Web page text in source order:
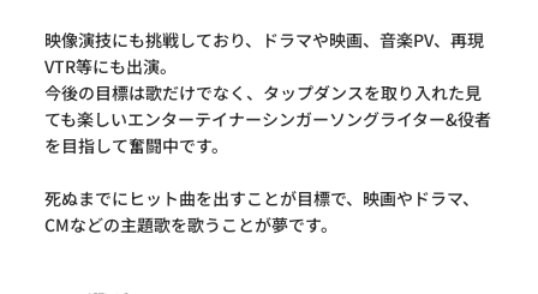
映像演技にも挑戦しており、ドラマや映画、音楽PV、再現
VTR等にも出演。
今後の目標は歌だけでなく、タップダンスを取り入れた見
ても楽しいエンターテイナーシンガーソングライター&役者
を目指して奮闘中です。
死ぬまでにヒット曲を出すことが目標で、映画やドラマ、
CMなどの主題歌を歌うことが夢です。